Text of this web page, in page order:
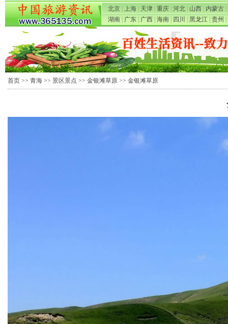
北京 上海 天津 重庆 河北 山西 内蒙古
湖南
广东 广西 海南 四川 黑龙江 贵州
首页 >> 青海 >> 景区景点 >> 金银滩草原 >> 金银滩草原